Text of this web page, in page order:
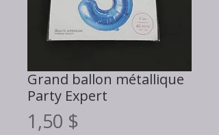
Grand ballon métallique
Party Expert
1,50 $